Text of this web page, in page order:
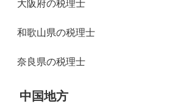
大阪府の税理士
和歌山県の税理士
奈良県の税理士
中国地方